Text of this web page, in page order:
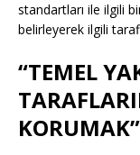
standartları ile ilgili
belirleyerek ilgili
“TEMEL
KORUMAK”